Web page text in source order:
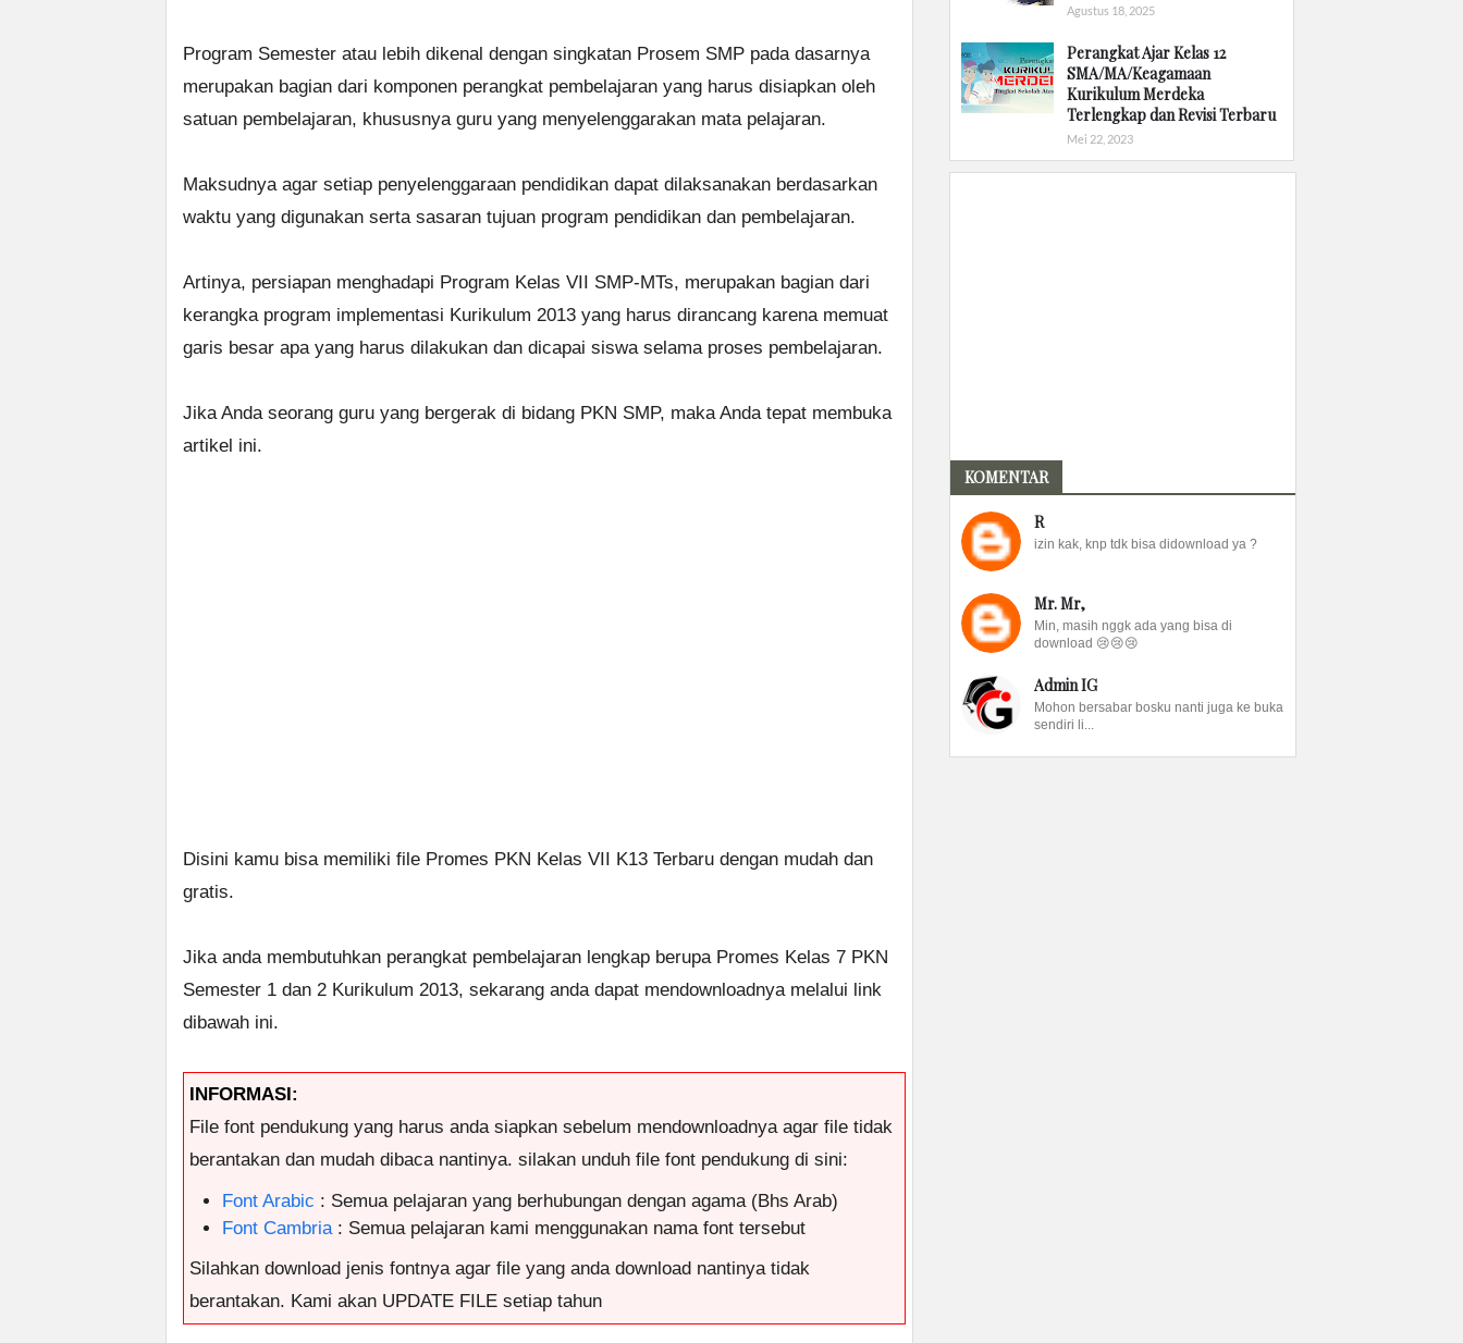
Program Semester atau lebih dikenal dengan singkatan Prosem SMP pada dasarnya
merupakan bagian dari komponen perangkat pembelajaran yang harus disiapkan oleh
satuan pembelajaran, khususnya guru yang menyelenggarakan mata pelajaran.
Maksudnya agar setiap penyelenggaraan pendidikan dapat dilaksanakan berdasarkan
waktu yang digunakan serta sasaran tujuan program pendidikan dan pembelajaran.
Artinya, persiapan menghadapi Program Kelas VII SMP-MTs, merupakan bagian dari
kerangka program implementasi Kurikulum 2013 yang harus dirancang karena memuat
garis besar apa yang harus dilakukan dan dicapai siswa selama proses pembelajaran.
Jika Anda seorang guru yang bergerak di bidang PKN SMP, maka Anda tepat membuka
artikel ini.
Disini kamu bisa memiliki file Promes PKN Kelas VII K13 Terbaru dengan mudah dan
gratis.
Jika anda membutuhkan perangkat pembelajaran lengkap berupa Promes Kelas 7 PKN
Semester 1 dan 2 Kurikulum 2013, sekarang anda dapat mendownloadnya melalui link
dibawah ini.
INFORMASI:
File font pendukung yang harus anda siapkan sebelum mendownloadnya agar file tidak
berantakan dan mudah dibaca nantinya. silakan unduh file font pendukung di sini:
Font Arabic : Semua pelajaran yang berhubungan dengan agama (Bhs Arab)
Font Cambria : Semua pelajaran kami menggunakan nama font tersebut
Silahkan download jenis fontnya agar file yang anda download nantinya tidak
berantakan. Kami akan UPDATE FILE setiap tahun
Agustus 18, 2025
Perangkat Ajar Kelas 12
SMA/MA/Keagamaan
Kurikulum Merdeka
Terlengkap dan Revisi Terbaru
Mei 22, 2023
KOMENTAR
R
izin kak, knp tdk bisa didownload ya ?
Mr. Mr,
Min, masih nggk ada yang bisa di
download 😢😢😢
Admin IG
Mohon bersabar bosku nanti juga ke buka
sendiri li...